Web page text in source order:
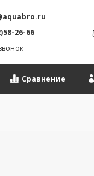
26-66
Сравнение